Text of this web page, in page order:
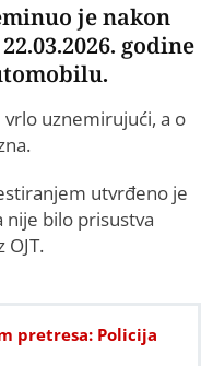
je nakon
godine
uznemirujući, a o
utvrđeno je
nije bilo prisustva
pretresa: Policija